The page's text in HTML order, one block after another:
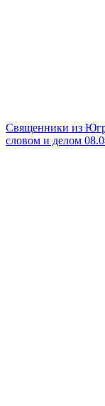
Священники из
словом и делом